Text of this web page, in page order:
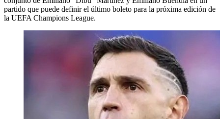
partido que puede definir el último boleto para la próxima edición de
la UEFA Champions League.